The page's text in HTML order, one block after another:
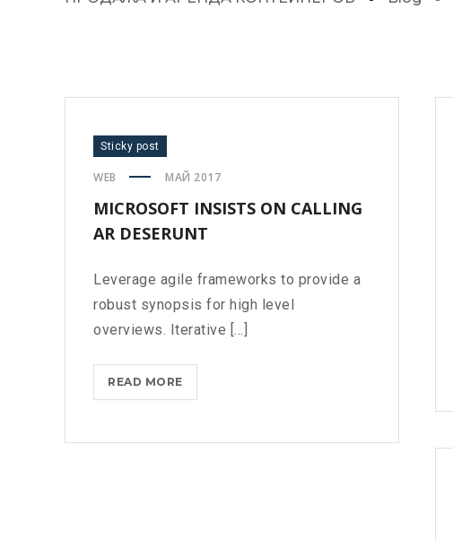
Sticky post
WEB МАЙ 2017
MICROSOFT INSISTS ON CALLING
AR DESERUNT
Leverage agile frameworks to provide a
robust synopsis for high level
overviews. Iterative [...]
READ MOREMICROSOFT
INSISTS
CALLING